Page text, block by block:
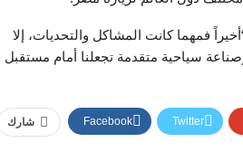
فمهما كانت المشاكل والتحديات، إلا
سياحية متقدمة تجعلنا أمام مستقبل
شارك Facebook Twitter